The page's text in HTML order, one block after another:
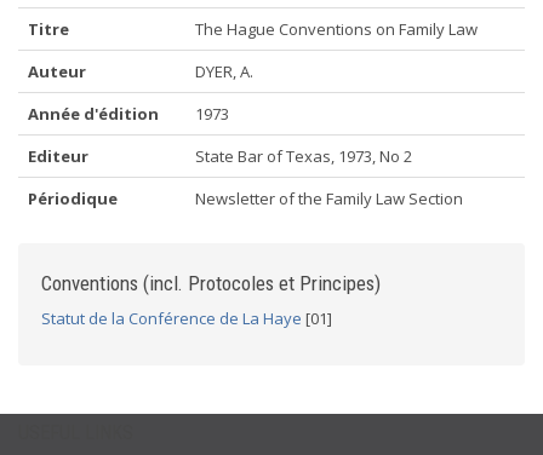
Titre
The Hague Conventions on Family Law
Auteur
DYER, A.
Année d'édition
1973
Editeur
State Bar of Texas, 1973, No 2
Périodique
Newsletter of the Family Law Section
Conventions (incl. Protocoles et Principes)
Statut de la Conférence de La Haye [01]